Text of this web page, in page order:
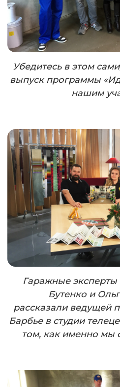
Убедитесь в этом
выпуск программы
нашим
Гаражные эксперты
Бутенко и
рассказали ведущей
Барбье в студии
том, как именно мы